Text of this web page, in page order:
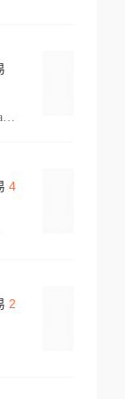
vehicle,pl 2,arts,home decor,cod,amusement ride,sea
4
2